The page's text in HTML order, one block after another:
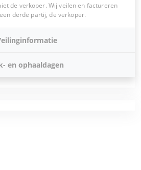
de verkoper. Wij veilen en factureren
derde partij, de verkoper.
en ophaaldagen